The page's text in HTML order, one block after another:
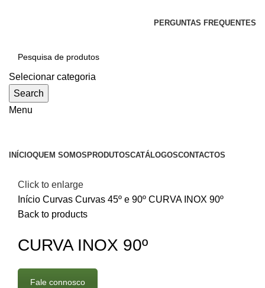
PERGUNTAS FREQUENTES
Selecionar categoria
Search
Menu
INÍCIOQUEM SOMOS PRODUTOSCATÁLOGOSCONTACTOS
Click to enlarge
Início Curvas Curvas 45º e 90º CURVA INOX 90º
Back to products
CURVA INOX 90º
Fale connosco